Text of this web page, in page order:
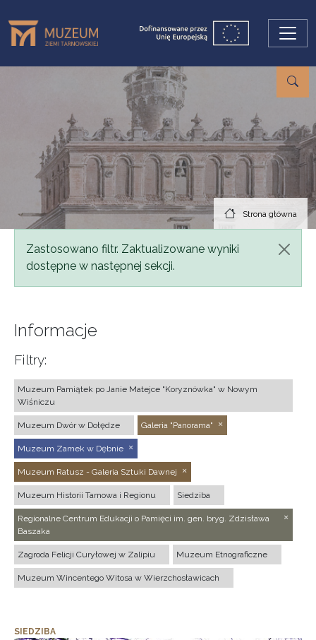
Strona główna
Komunikat
Zastosowano filtr. Zaktualizowane wyniki
dostępne w następnej sekcji.
Informacje
Filtry:
Muzeum Pamiątek po Janie Matejce "Koryznówka" w Nowym
Wiśniczu
Muzeum Dwór w Dołędze Galeria "Panorama"
Muzeum Zamek w Dębnie
Muzeum Ratusz - Galeria Sztuki Dawnej
Muzeum Historii Tarnowa i Regionu Siedziba
Regionalne Centrum Edukacji o Pamięci im. gen. bryg. Zdzisława
Baszaka
Zagroda Felicji Curyłowej w Zalipiu Muzeum Etnograficzne
Muzeum Wincentego Witosa w Wierzchosławicach
SIEDZIBA